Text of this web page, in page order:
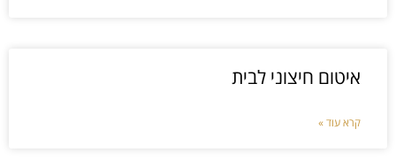
איטום חיצוני לבית
קרא עוד »